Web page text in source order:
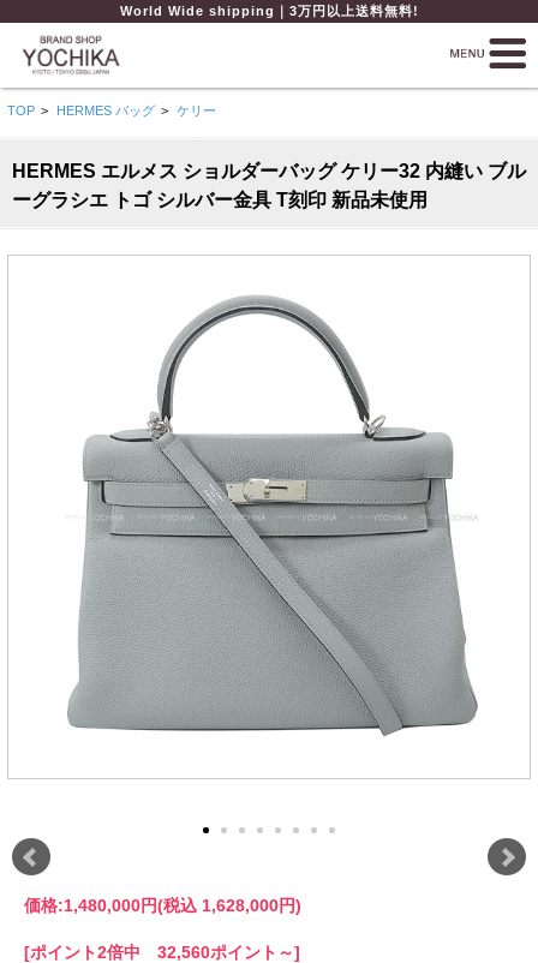
World Wide shipping｜3万円以上送料無料!
TOP > HERMES バッグ > ケリー
HERMES エルメス ショルダーバッグ ケリー32 内縫い ブル
ーグラシエ トゴ シルバー金具 T刻印 新品未使用
価格:1,480,000円(税込 1,628,000円)
[ポイント2倍中 32,560ポイント～]